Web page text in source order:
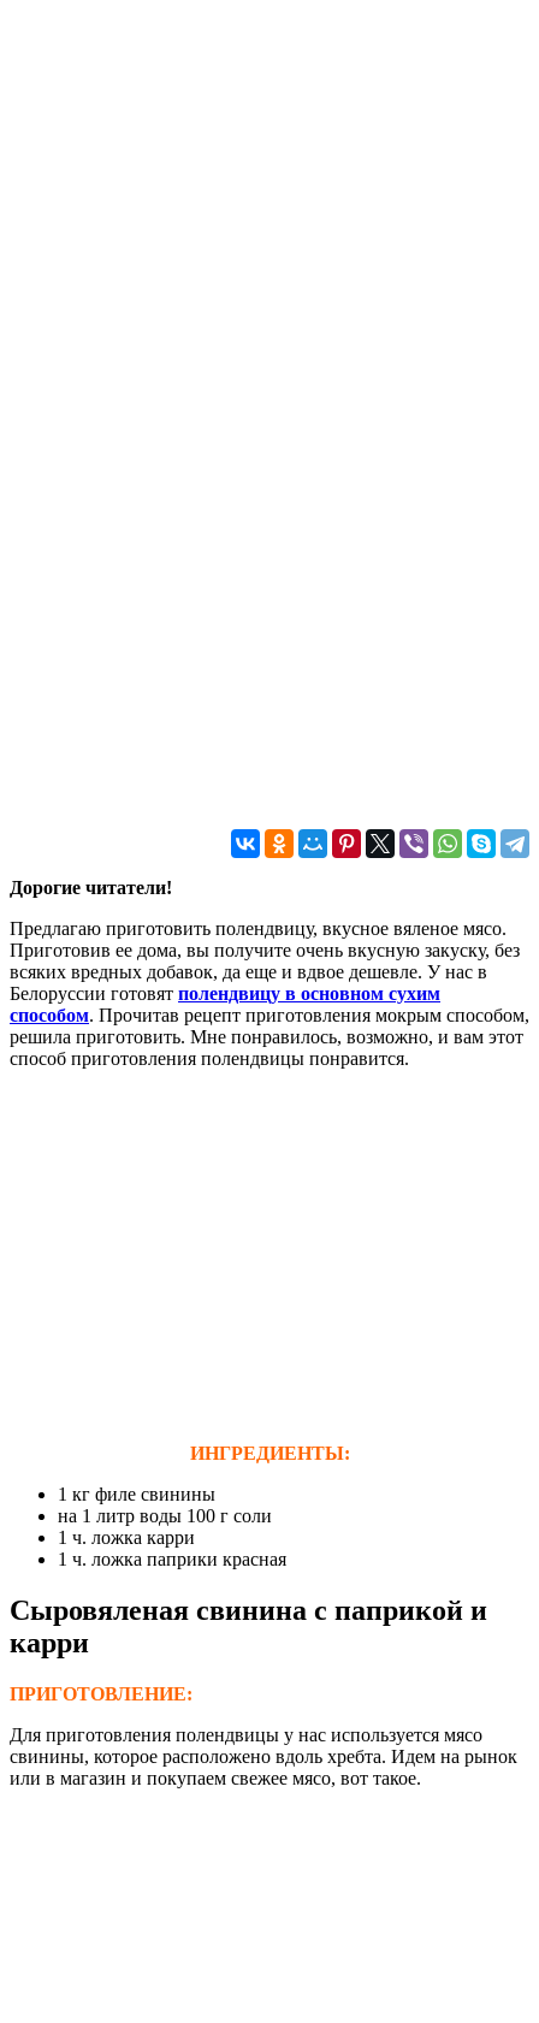
Дорогие читатели!
Предлагаю приготовить полендвицу, вкусное вяленое мясо.
Приготовив ее дома, вы получите очень вкусную закуску, без
всяких вредных добавок, да еще и вдвое дешевле. У нас в
Белоруссии готовят полендвицу в основном сухим
способом. Прочитав рецепт приготовления мокрым способом,
решила приготовить. Мне понравилось, возможно, и вам этот
способ приготовления полендвицы понравится.
ИНГРЕДИЕНТЫ:
1 кг филе свинины
на 1 литр воды 100 г соли
1 ч. ложка карри
1 ч. ложка паприки красная
Cыровяленая свинина с паприкой и
карри
ПРИГОТОВЛЕНИЕ:
Для приготовления полендвицы у нас используется мясо
свинины, которое расположено вдоль хребта. Идем на рынок
или в магазин и покупаем свежее мясо, вот такое.